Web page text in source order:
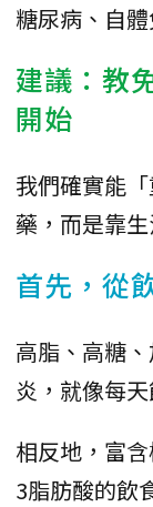
糖尿病、自
建議：教
開始
我們確實能
藥，而是靠生
首先，從
高脂、高糖
炎，就像每
相反地，富
3脂肪酸的飲